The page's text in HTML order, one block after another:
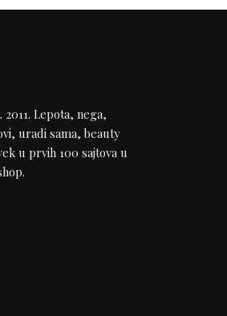
Lepota, nega,
uradi sama, beauty
u prvih 100 sajtova u